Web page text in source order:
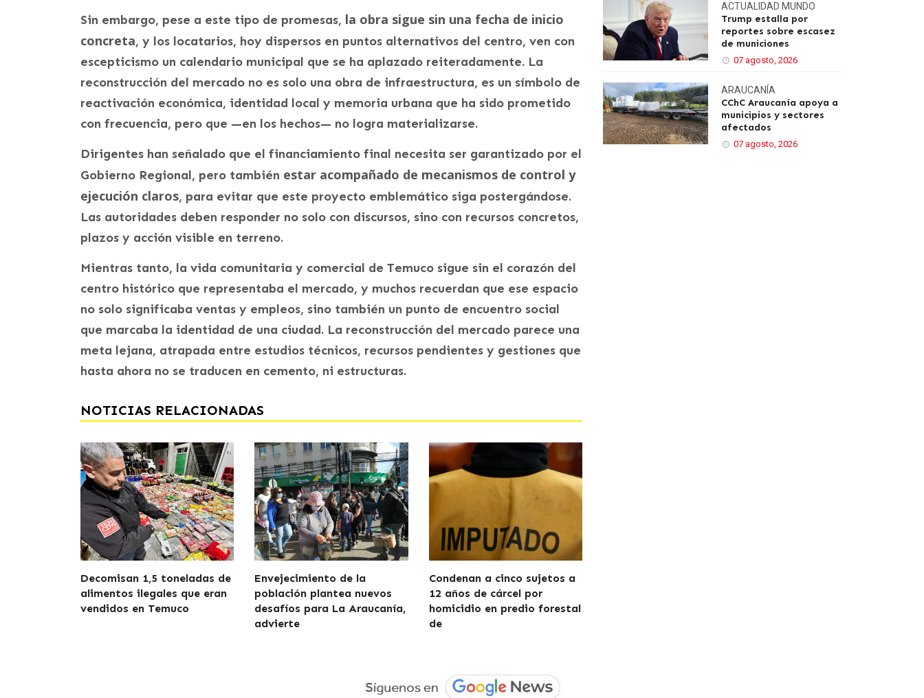
Sin embargo, pese a este tipo de promesas, la obra sigue sin una fecha de inicio
concreta, y los locatarios, hoy dispersos en puntos alternativos del centro, ven con
escepticismo un calendario municipal que se ha aplazado reiteradamente. La
reconstrucción del mercado no es solo una obra de infraestructura, es un símbolo de
reactivación económica, identidad local y memoria urbana que ha sido prometido
con frecuencia, pero que —en los hechos— no logra materializarse.
Dirigentes han señalado que el financiamiento final necesita ser garantizado por el
Gobierno Regional, pero también estar acompañado de mecanismos de control y
ejecución claros, para evitar que este proyecto emblemático siga postergándose.
Las autoridades deben responder no solo con discursos, sino con recursos concretos,
plazos y acción visible en terreno.
Mientras tanto, la vida comunitaria y comercial de Temuco sigue sin el corazón del
centro histórico que representaba el mercado, y muchos recuerdan que ese espacio
no solo significaba ventas y empleos, sino también un punto de encuentro social
que marcaba la identidad de una ciudad. La reconstrucción del mercado parece una
meta lejana, atrapada entre estudios técnicos, recursos pendientes y gestiones que
hasta ahora no se traducen en cemento, ni estructuras.
NOTICIAS RELACIONADAS
Decomisan 1,5 toneladas de
alimentos ilegales que eran
vendidos en Temuco
Envejecimiento de la
población plantea nuevos
desafíos para La Araucanía,
advierte
Condenan a cinco sujetos a
12 años de cárcel por
homicidio en predio forestal
de
ACTUALIDAD MUNDO
Trump estalla por
reportes sobre escasez
de municiones
07 agosto, 2026
ARAUCANÍA
CChC Araucanía apoya a
municipios y sectores
afectados
07 agosto, 2026